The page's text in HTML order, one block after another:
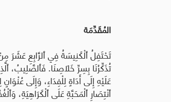
المُقَدِّمَة
تَحْتَفِلُ ٱلْكَنِيسَةُ فِي ٱلرَّابِعِ عَشَرَ
تُذَكِّرُنَا بِسِرِّ خَلَاصِنَا. فَٱلصَّلِيبُ،
عَلَيْهِ إِلَى أَدَاةٍ لِلْفِدَاءِ، وَإِلَى
ٱنْتِصَارِ ٱلْمَحَبَّةِ عَلَى ٱلْكَرَاهِيَةِ،